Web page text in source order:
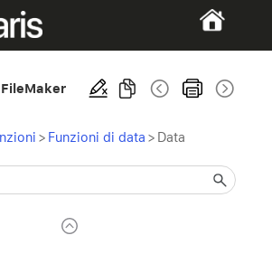
> Funzioni di data > Data